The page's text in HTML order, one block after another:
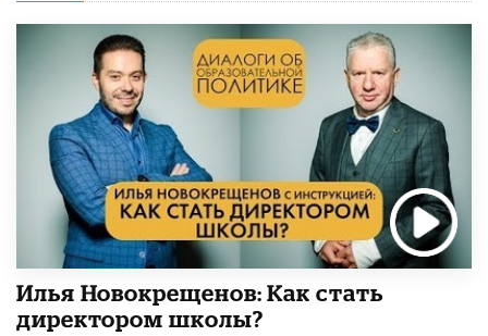
​Илья Новокрещенов: Как стать
директором школы?